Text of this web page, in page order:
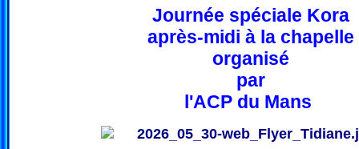
Journée spéciale Kora
après-midi à la chapelle
organisé
par
l'ACP du Mans